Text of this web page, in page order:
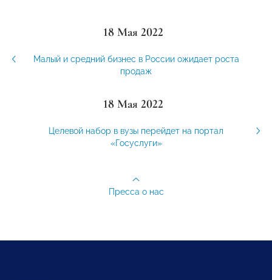
18 Мая 2022
Малый и средний бизнес в России ожидает роста
продаж
18 Мая 2022
Целевой набор в вузы перейдет на портал
«Госуслуги»
Пресса о нас